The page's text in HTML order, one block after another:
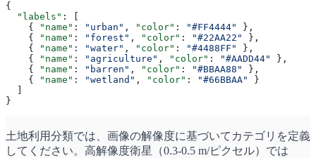
{
  "labels"
: [
    {
"name" : "urban" , "color" : "#FF4444"
},
    {
"name" : "forest" , "color" : "#22AA22"
},
    {
"name" : "water" , "color" : "#4488FF"
},
    {
"name" : "agriculture" , "color" : "#AADD44"
},
    {
"name" : "barren" , "color" : "#BBAA88"
},
    {
"name" : "wetland" , "color" : "#66BBAA"
}
}
土地利用分類では、画像の解像度に基づいてカテゴリを定義
してください。高解像度衛星（0.3-0.5 m/ピクセル）では